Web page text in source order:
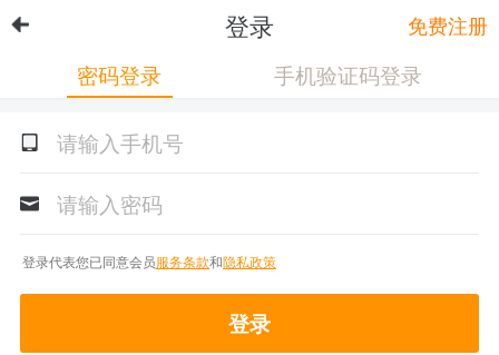
登录 免费注册
密码登录 手机验证码登录
登录代表您已同意会员服务条款和隐私政策
登录